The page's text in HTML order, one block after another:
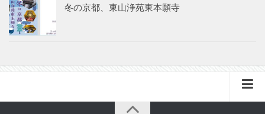
冬の京都、東山浄苑東本願寺